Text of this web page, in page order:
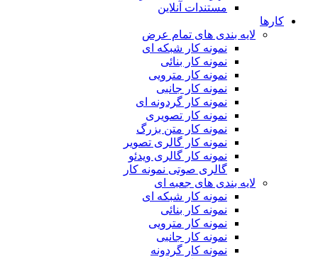
مستندات آنلاین
کارها
لایه بندی های تمام عرض
نمونه کار شبکه ای
نمونه کار بنائی
نمونه کار مترویی
نمونه کار جانبی
نمونه کار گردونه ای
نمونه کار تصویری
نمونه کار متن بزرگ
نمونه کار گالری تصویر
نمونه کار گالری ویدئو
گالری صوتی نمونه کار
لایه بندی های جعبه ای
نمونه کار شبکه ای
نمونه کار بنائی
نمونه کار مترویی
نمونه کار جانبی
نمونه کار گردونه